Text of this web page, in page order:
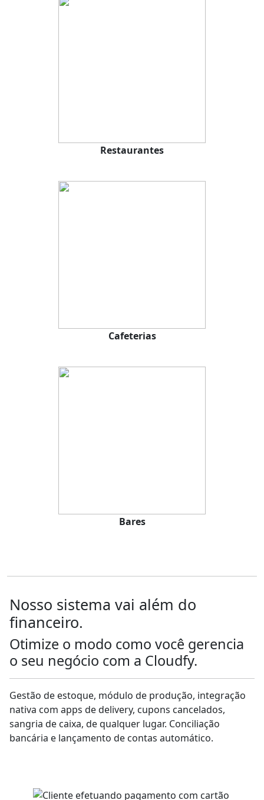
Restaurantes
Cafeterias
Bares
Nosso sistema vai além do
financeiro.
Otimize o modo como você gerencia
o seu negócio com a Cloudfy.
Gestão de estoque, módulo de produção, integração
nativa com apps de delivery, cupons cancelados,
sangria de caixa, de qualquer lugar. Conciliação
bancária e lançamento de contas automático.